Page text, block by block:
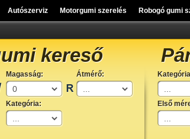
Autószerviz Motorgumi szerelés Robogó gumi
kereső
Magasság: Átmérő:
Kategória: Első